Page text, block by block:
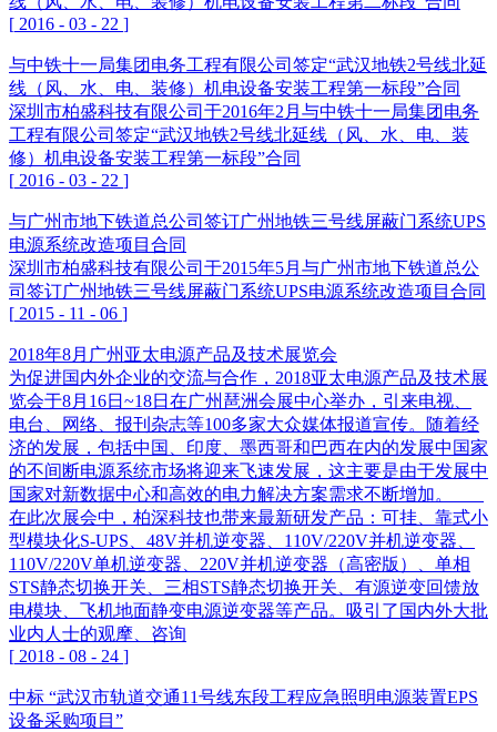
[ 2016 - 03 - 22 ]
与中铁十一局集团电务工程有限公司签定“武汉地铁2号线北延
线（风、水、电、装修）机电设备安装工程第一标段”合同
深圳市柏盛科技有限公司于2016年2月与中铁十一局集团电务
工程有限公司签定“武汉地铁2号线北延线（风、水、电、装
修）机电设备安装工程第一标段”合同
[ 2016 - 03 - 22 ]
与广州市地下铁道总公司签订广州地铁三号线屏蔽门系统UPS
电源系统改造项目合同
深圳市柏盛科技有限公司于2015年5月与广州市地下铁道总公
司签订广州地铁三号线屏蔽门系统UPS电源系统改造项目合同
[ 2015 - 11 - 06 ]
2018年8月广州亚太电源产品及技术展览会
为促进国内外企业的交流与合作，2018亚太电源产品及技术展
览会于8月16日~18日在广州琶洲会展中心举办，引来电视、
电台、网络、报刊杂志等100多家大众媒体报道宣传。随着经
济的发展，包括中国、印度、墨西哥和巴西在内的发展中国家
的不间断电源系统市场将迎来飞速发展，这主要是由于发展中
国家对新数据中心和高效的电力解决方案需求不断增加。
在此次展会中，柏深科技也带来最新研发产品：可挂、靠式小
型模块化S-UPS、48V并机逆变器、110V/220V并机逆变器、
110V/220V单机逆变器、220V并机逆变器（高密版）、单相
STS静态切换开关、三相STS静态切换开关、有源逆变回馈放
电模块、飞机地面静变电源逆变器等产品。吸引了国内外大批
业内人士的观摩、咨询
[ 2018 - 08 - 24 ]
中标 “武汉市轨道交通11号线东段工程应急照明电源装置EPS
设备采购项目”